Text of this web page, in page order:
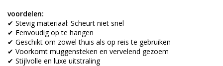
voordelen:
✔ Stevig materiaal: Scheurt niet snel
✔ Eenvoudig op te hangen
✔ Geschikt om zowel thuis als op reis te gebruiken
✔ Voorkomt muggensteken en vervelend gezoem
✔ Stijlvolle en luxe uitstraling